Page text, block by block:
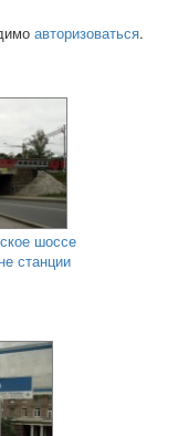
авторизоваться.
шоссе
станции